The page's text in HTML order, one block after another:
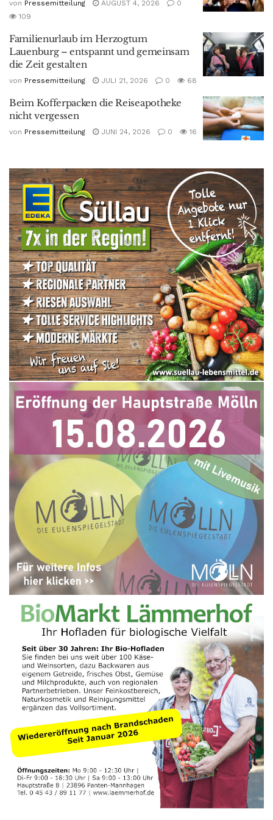
von Pressemitteilung AUGUST 4, 2026
0
109
Familienurlaub im Herzogtum
Lauenburg – entspannt und gemeinsam
die Zeit gestalten
von Pressemitteilung JULI 21, 2026 0 68
Beim Kofferpacken die Reiseapotheke
nicht vergessen
von Pressemitteilung JUNI 24, 2026 0 16